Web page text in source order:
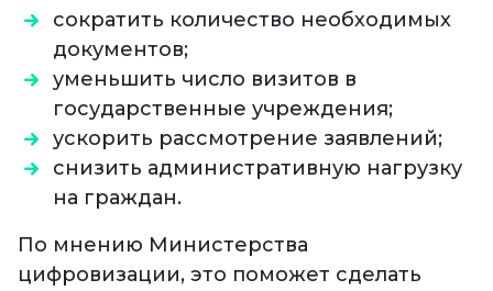
сократить количество необходимых
документов;
уменьшить число визитов в
государственные учреждения;
ускорить рассмотрение заявлений;
снизить административную нагрузку
на граждан.
По мнению Министерства
цифровизации, это поможет сделать